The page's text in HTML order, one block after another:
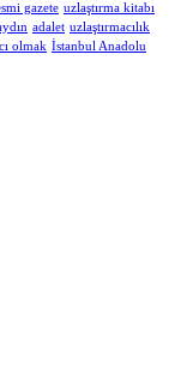
gazete uzlaştırma kitabı
adalet uzlaştırmacılık
olmak İstanbul Anadolu